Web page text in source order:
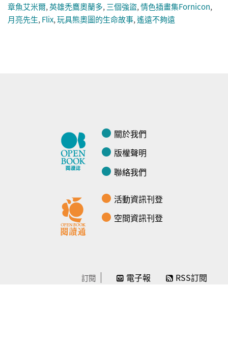
章魚艾米爾,英雄禿鷹奧蘭多,三個強盜,情色插畫集Fornicon,
月亮先生,Flix,玩具熊奧圖的生命故事,遙遠不夠遠
關於我們
版權聲明
聯絡我們
活動資訊刊登
空間資訊刊登
訂閱 電子報 RSS訂閱